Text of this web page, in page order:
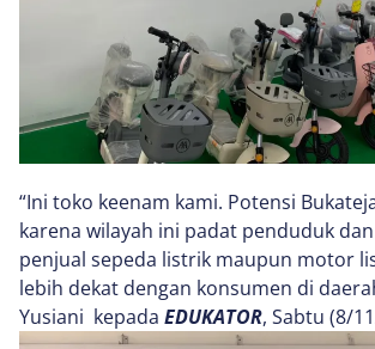
“Ini toko keenam kami. Potensi
karena wilayah ini padat penduduk
penjual sepeda listrik maupun motor
lebih dekat dengan konsumen di
Yusiani kepada EDUKATOR, Sabtu (8/